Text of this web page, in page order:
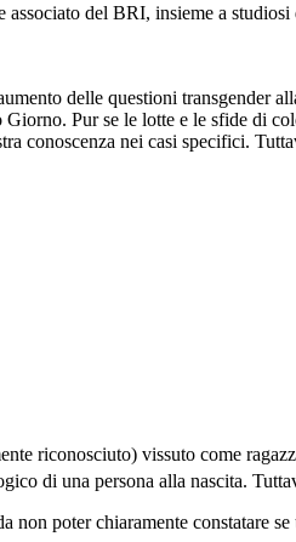
del BRI, insieme a
delle questioni transgender
Pur se le lotte e le sfide di
conoscenza nei casi specifici.
riconosciuto) vissuto come
di una persona alla nascita.
poter chiaramente constatare